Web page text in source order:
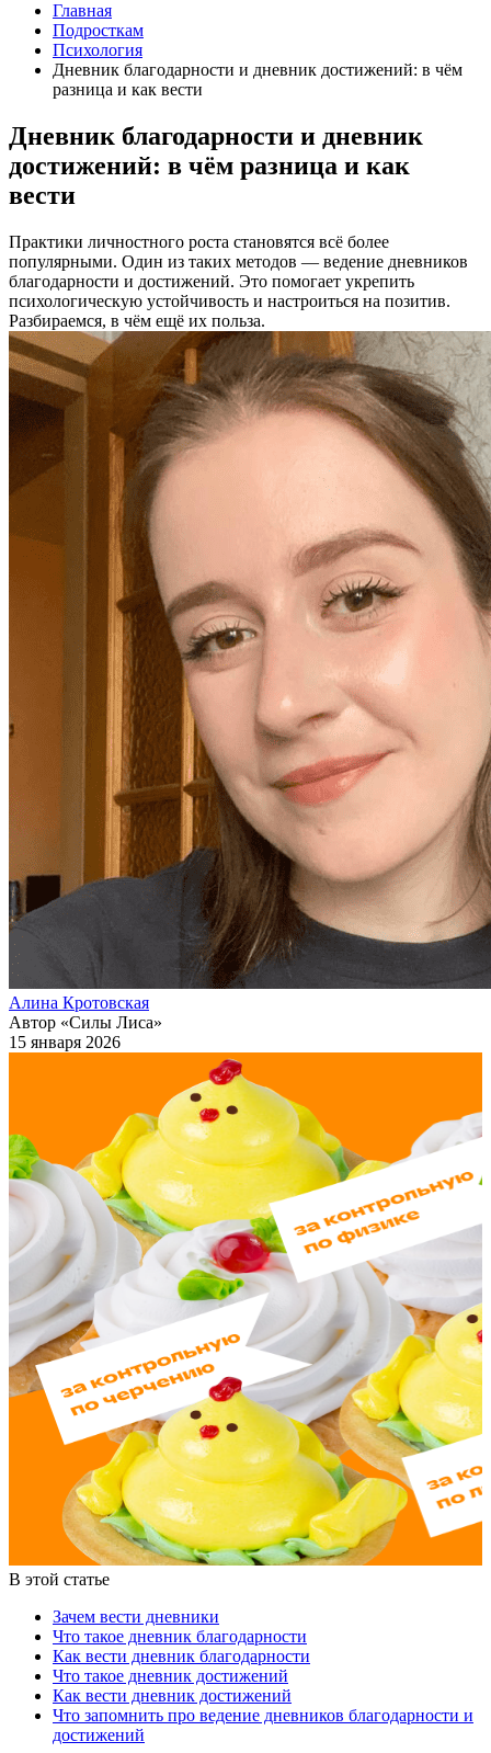
Главная
Подросткам
Психология
Дневник благодарности и дневник достижений: в чём
разница и как вести
Дневник благодарности и дневник
достижений: в чём разница и как
вести
Практики личностного роста становятся всё более
популярными. Один из таких методов — ведение дневников
благодарности и достижений. Это помогает укрепить
психологическую устойчивость и настроиться на позитив.
Разбираемся, в чём ещё их польза.
Алина Кротовская
Автор «Силы Лиса»
15 января 2026
В этой статье
Зачем вести дневники
Что такое дневник благодарности
Как вести дневник благодарности
Что такое дневник достижений
Как вести дневник достижений
Что запомнить про ведение дневников благодарности и
достижений